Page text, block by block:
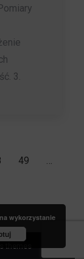
3.
49
wykorzystanie